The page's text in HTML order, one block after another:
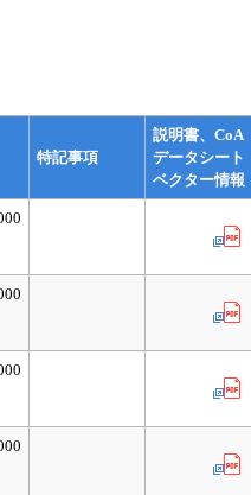
特記事項
説明書、CoA
データシート
ベクター情報